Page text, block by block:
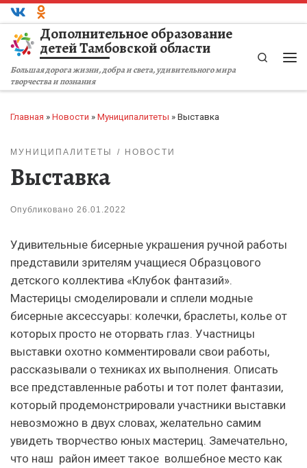
Перейти к содержимому
Дополнительное образование
детей Тамбовской области
Большая дорога жизни, добра и света, удивительного мира
творчества и познания
Search
Главная » Новости » Муниципалитеты » Выставка
МУНИЦИПАЛИТЕТЫ НОВОСТИ
Выставка
Опубликовано 26.01.2022
Удивительные бисерные украшения ручной работы
представили зрителям учащиеся Образцового
детского коллектива «Клубок фантазий».
Мастерицы смоделировали и сплели модные
бисерные аксессуары: колечки, браслеты, колье от
которых просто не оторвать глаз. Участницы
выставки охотно комментировали свои работы,
рассказывали о техниках их выполнения. Описать
все представленные работы и тот полет фантазии,
который продемонстрировали участники выставки
невозможно в двух словах, желательно самим
увидеть творчество юных мастериц. Замечательно,
что наш район имеет такое волшебное место как